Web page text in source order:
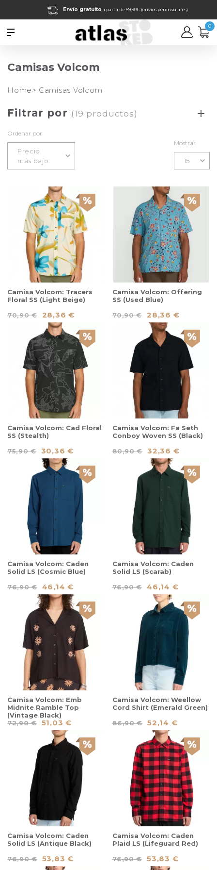
Envío gratuito a partir de 59,90€ (envíos peninsulares)
0
Camisas Volcom
Home> Camisas Volcom
Filtrar por (19 productos)
Ordenar por
Precio
más bajo
Mostrar
15
Camisa Volcom: Tracers
Floral SS (Light Beige)
70,90 € 28,36 €
Camisa Volcom: Offering
SS (Used Blue)
70,90 € 28,36 €
Camisa Volcom: Cad Floral
SS (Stealth)
75,90 € 30,36 €
Camisa Volcom: Fa Seth
Conboy Woven SS (Black)
80,90 € 32,36 €
Camisa Volcom: Caden
Solid LS (Cosmic Blue)
76,90 € 46,14 €
Camisa Volcom: Caden
Solid LS (Scarab)
76,90 € 46,14 €
Camisa Volcom: Emb
Midnite Ramble Top
(Vintage Black)
72,90 €
51,03 €
Camisa Volcom: Weellow
Cord Shirt (Emerald Green)
86,90 € 52,14 €
Camisa Volcom: Caden
Solid LS (Antique Black)
76,90 € 53,83 €
Camisa Volcom: Caden
Plaid LS (Lifeguard Red)
76,90 € 53,83 €